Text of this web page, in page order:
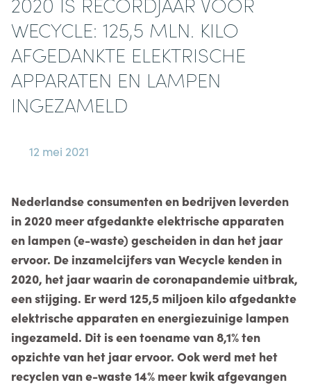
WECYCLE: 125,5 MLN. KILO
AFGEDANKTE ELEKTRISCHE
APPARATEN EN LAMPEN
INGEZAMELD
12 mei 2021
Nederlandse consumenten en bedrijven leverden
in 2020 meer afgedankte elektrische apparaten
en lampen (e-waste) gescheiden in dan het jaar
ervoor. De inzamelcijfers van Wecycle kenden in
2020, het jaar waarin de coronapandemie uitbrak,
een stijging. Er werd 125,5 miljoen kilo afgedankte
elektrische apparaten en energiezuinige lampen
ingezameld. Dit is een toename van 8,1% ten
opzichte van het jaar ervoor. Ook werd met het
recyclen van e-waste 14% meer kwik afgevangen